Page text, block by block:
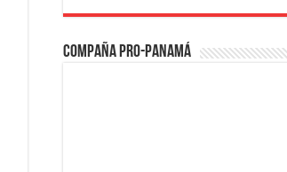
Compaña PRO-Panamá